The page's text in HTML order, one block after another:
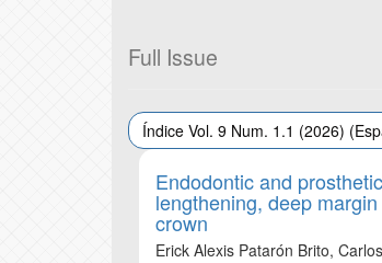
Full Issue
Índice Vol. 9 Num. 1.1 (2026)
Endodontic and
lengthening, deep
crown
Erick Alexis Patarón Brito,